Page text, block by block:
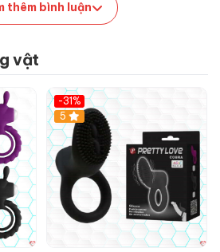
thêm bình luận
vật
-31%
5